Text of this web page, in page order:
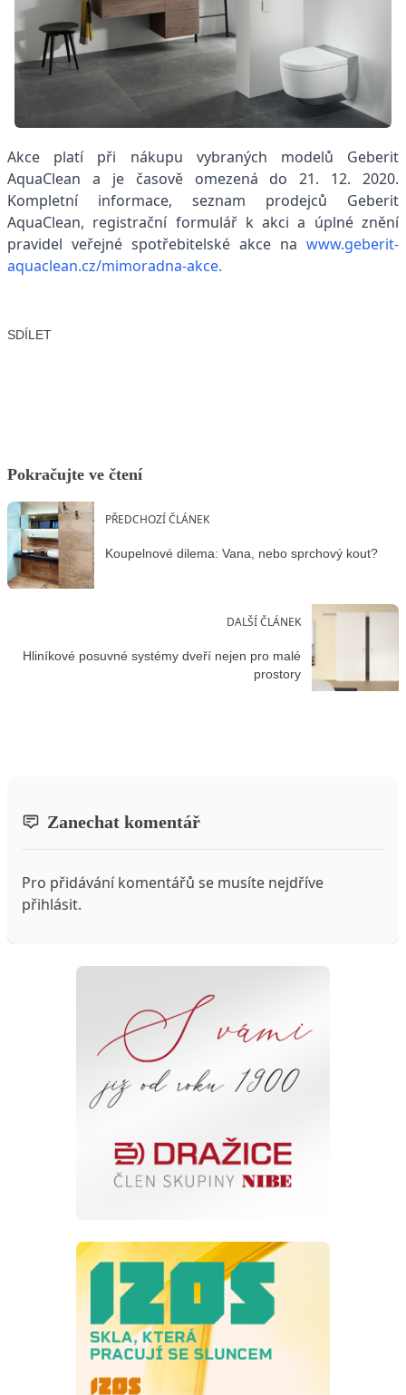
Akce platí při nákupu vybraných modelů Geberit
AquaClean a je časově omezená do 21. 12. 2020.
Kompletní informace, seznam prodejců Geberit
AquaClean, registrační formulář k akci a úplné znění
pravidel veřejné spotřebitelské akce na www.geberit-
aquaclean.cz/mimoradna-akce.
SDÍLET
Pokračujte ve čtení
PŘEDCHOZÍ ČLÁNEK
Koupelnové dilema: Vana, nebo sprchový kout?
DALŠÍ ČLÁNEK
Hliníkové posuvné systémy dveří nejen pro malé
prostory
Zanechat komentář
Pro přidávání komentářů se musíte nejdříve
přihlásit.